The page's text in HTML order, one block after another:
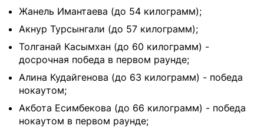
Жанель Имантаева (до 54 килограмм);
Акнур Турсынгали (до 57 килограмм);
Толганай Касымхан (до 60 килограмм) -
досрочная победа в первом раунде;
Алина Кудайгенова (до 63 килограмм) - победа
нокаутом;
Акбота Есимбекова (до 66 килограмм) - победа
нокаутом в первом раунде;